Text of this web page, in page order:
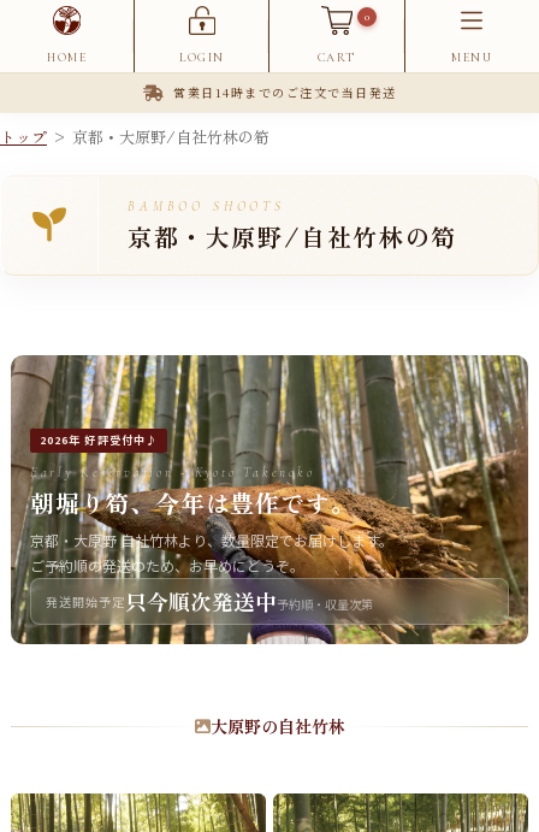
HOME LOGIN CART
0
MENU
営業日14時までのご注文で当日発送
トップ > 京都・大原野/自社竹林の筍
BAMBOO SHOOTS
京都・大原野/自社竹林の筍
2026年 好評受付中♪
Early Reservation - Kyoto Takenoko
朝堀り筍、今年は豊作です。
京都・大原野 自社竹林より、数量限定でお届けします。
ご予約順の発送のため、お早めにどうぞ。
発送開始予定 只今順次発送中予約順・収量次第
大原野の自社竹林